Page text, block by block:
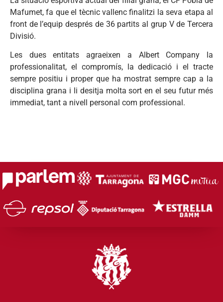
Mafumet, fa que el tècnic vallenc finalitzi la seva etapa al
front de l’equip després de 36 partits al grup V de Tercera
Divisió.
Les dues entitats agraeixen a Albert Company la
professionalitat, el compromís, la dedicació i el tracte
sempre positiu i proper que ha mostrat sempre cap a la
disciplina grana i li desitja molta sort en el seu futur més
immediat, tant a nivell personal com professional.